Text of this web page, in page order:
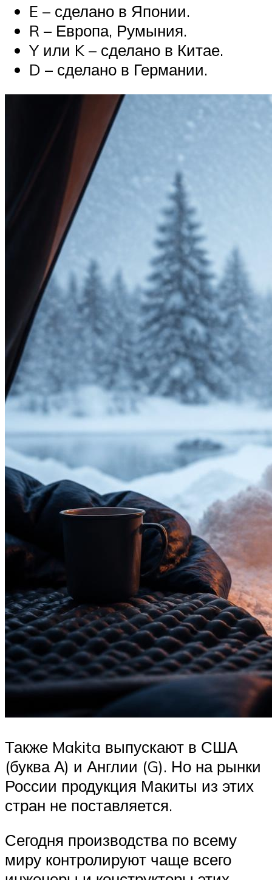
E – сделано в Японии.
R – Европа, Румыния.
Y или K – сделано в Китае.
D – сделано в Германии.
Также Makita выпускают в США
(буква А) и Англии (G). Но на рынки
России продукция Макиты из этих
стран не поставляется.
Сегодня производства по всему
миру контролируют чаще всего